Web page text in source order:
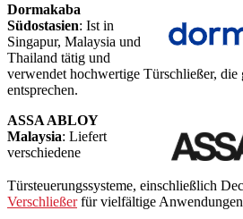
Dormakaba
Südostasien: Ist in
Singapur, Malaysia und
Thailand tätig und
verwendet hochwertige Türschließer, die
entsprechen.
ASSA ABLOY
Malaysia: Liefert
verschiedene
Türsteuerungssysteme, einschließlich
Verschließerfür vielfältige